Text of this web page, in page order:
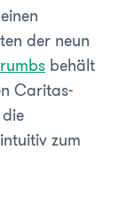
der neun
behält
Caritas-
zum